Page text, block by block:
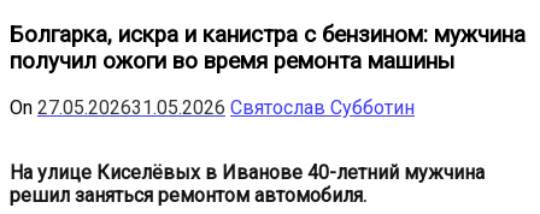
Болгарка, искра и канистра с бензином: мужчина
получил ожоги во время ремонта машины
On 27.05.202631.05.2026 Святослав Субботин
На улице Киселёвых в Иванове 40-летний мужчина
решил заняться ремонтом автомобиля.